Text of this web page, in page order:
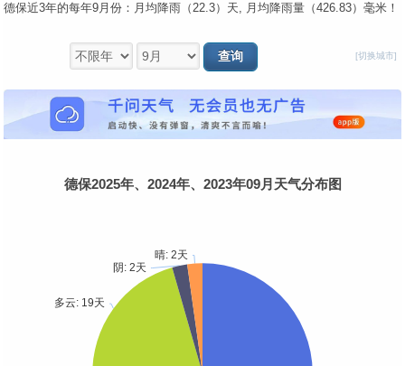
德保近3年的每年9月份：月均降雨（22.3）天, 月均降雨量（426.83）毫米！
[切换城市]
德保2025年、2024年、2023年09月天气分布图